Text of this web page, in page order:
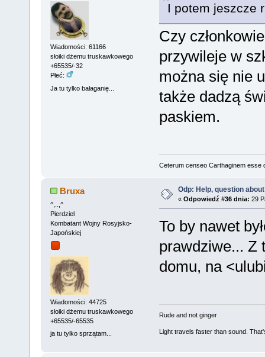
Wiadomości: 61166
słoiki dżemu truskawkowego
+65535/-32
Płeć:
Ja tu tylko bałaganię...
I potem jeszcze
Czy
przywileje w
można się nie
także dadzą
paskiem.
Ceterum censeo Carthaginem esse
Bruxa
^,..,^
Pierdziel
Kombatant Wojny Rosyjsko-
Japońskiej
Wiadomości: 44725
słoiki dżemu truskawkowego
+65535/-65535
ja tu tylko sprzątam...
Odp: Help, question
« Odpowiedź #36 dnia: 29
To by nawet
prawdziwe... Z
domu, na
Rude and not ginger
Light travels faster than sound.